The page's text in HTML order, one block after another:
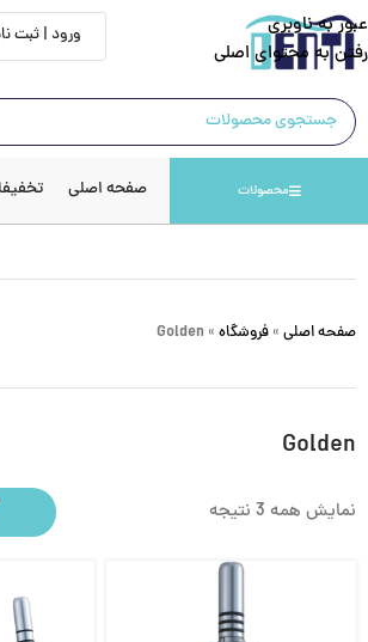
عبور به ناوبری
رفتن به محتوای اصلی
ورود | ثبت
محصولات صفحه اصلی
صفحه اصلی » فروشگاه »
Golden
Golden
نمایش همه 3 نتیجه